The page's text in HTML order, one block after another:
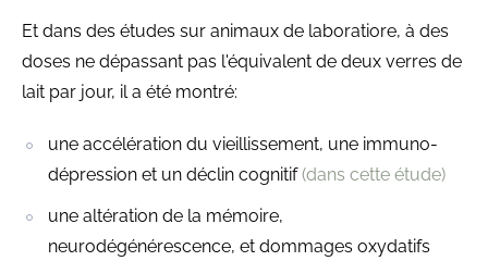
Et dans des études sur animaux de laboratiore, à des
doses ne dépassant pas l'équivalent de deux verres de
lait par jour, il a été montré:
une accélération du vieillissement, une immuno-
dépression et un déclin cognitif(dans cette étude)
une altération de la mémoire,
neurodégénérescence, et dommages oxydatifs